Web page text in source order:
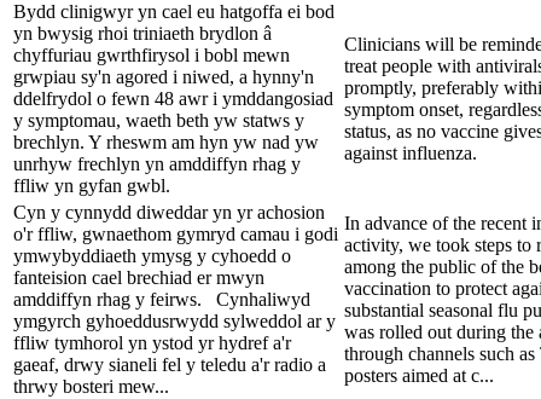
Bydd clinigwyr yn cael eu hatgoffa ei bod
yn bwysig rhoi triniaeth brydlon â
chyffuriau gwrthfirysol i bobl mewn
grwpiau sy'n agored i niwed, a hynny'n
ddelfrydol o fewn 48 awr i ymddangosiad
y symptomau, waeth beth yw statws y
brechlyn. Y rheswm am hyn yw nad yw
unrhyw frechlyn yn amddiffyn rhag y
ffliw yn gyfan gwbl.
Clinicians will be
treat people with
promptly, preferably
symptom onset,
status, as no vaccine
against influenza.
Cyn y cynnydd diweddar yn yr achosion
o'r ffliw, gwnaethom gymryd camau i godi
ymwybyddiaeth ymysg y cyhoedd o
fanteision cael brechiad er mwyn
amddiffyn rhag y feirws. Cynhaliwyd
ymgyrch gyhoeddusrwydd sylweddol ar y
ffliw tymhorol yn ystod yr hydref a'r
gaeaf, drwy sianeli fel y teledu a'r radio a
thrwy bosteri mew...
In advance of the recent
activity, we took steps to
among the public of the
vaccination to protect
substantial seasonal flu
was rolled out during the
through channels such
posters aimed at c...